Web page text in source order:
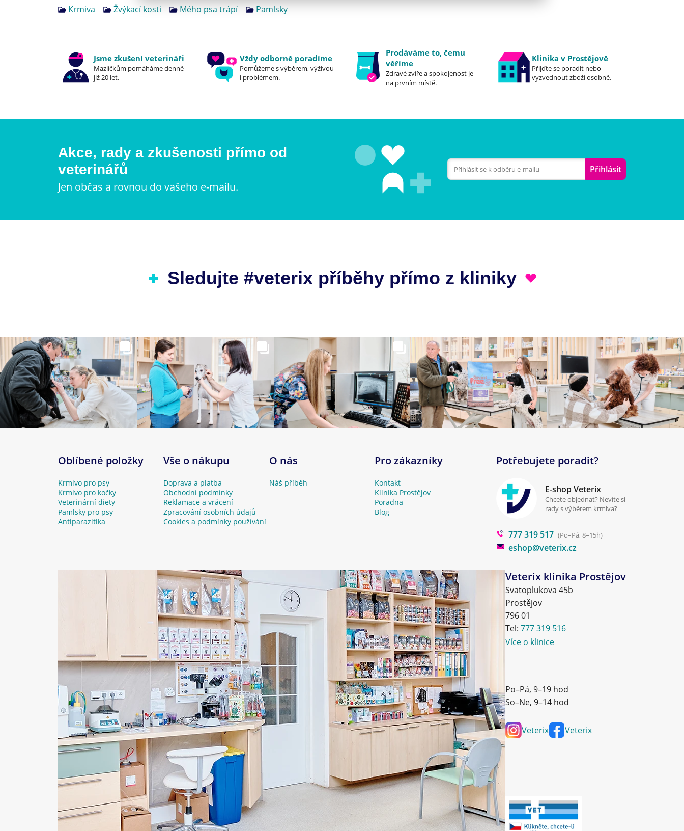
Krmiva
Žvýkací kosti Mého psa trápí Pamlsky
Jsme zkušení veterináři
Mazlíčkům pomáháme denně
již 20 let.
Vždy odborně poradíme
Pomůžeme s výběrem, výživou
i problémem.
Prodáváme to, čemu
věříme
Zdravé zvíře a spokojenost je
na prvním místě.
Klinika v Prostějově
Přijďte se poradit nebo
vyzvednout zboží osobně.
Akce, rady a zkušenosti přímo od
veterinářů
Jen občas a rovnou do vašeho e-mailu.
Přihlásit
Sledujte #veterix příběhy přímo z kliniky
Oblíbené položky
Krmivo pro psy
Krmivo pro kočky
Veterinární diety
Pamlsky pro psy
Antiparazitika
Vše o nákupu
Doprava a platba
Obchodní podmínky
Reklamace a vrácení
Zpracování osobních údajů
Cookies a podmínky používání
O nás
Náš příběh
Pro zákazníky
Kontakt
Klinika Prostějov
Poradna
Blog
Potřebujete poradit?
E-shop Veterix
Chcete objednat? Nevíte si
rady s výběrem krmiva?
777 319 517 (Po–Pá, 8–15h)
eshop@veterix.cz
Veterix klinika Prostějov
Svatoplukova 45b
Prostějov
796 01
Tel: 777 319 516
Více o klinice
Po–Pá, 9–19 hod
So–Ne, 9–14 hod
Veterix Veterix